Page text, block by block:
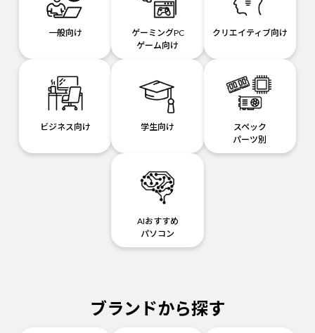
一般向け
ゲーミングPC
ゲーム向け
クリエイティブ向け
ビジネス向け 学生向け
スペック
パーツ別
AIおすすめ
パソコン
ブランドから探す